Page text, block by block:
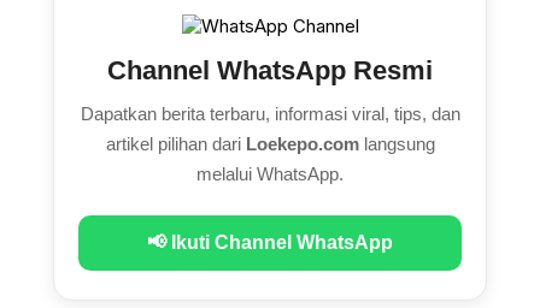
Channel WhatsApp Resmi
Dapatkan berita terbaru, informasi viral, tips, dan
artikel pilihan dari Loekepo.comlangsung
melalui WhatsApp.
📢 Ikuti Channel WhatsApp